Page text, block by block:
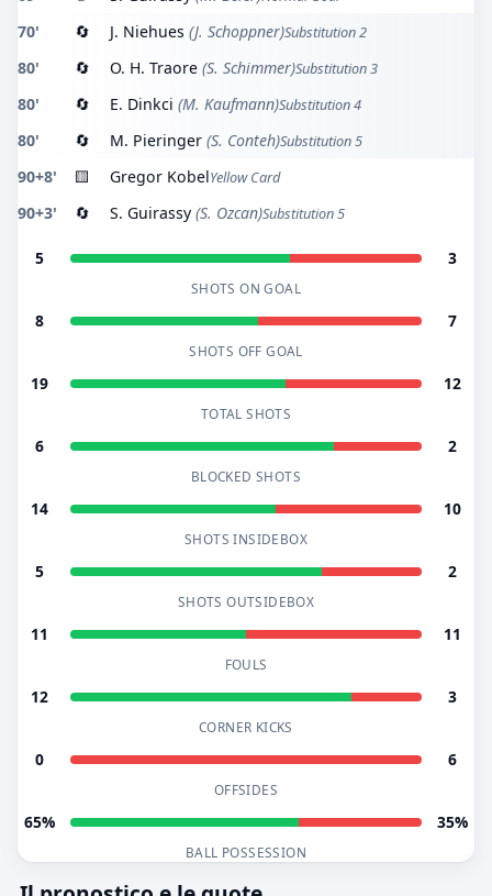
70' 🔄 J. Niehues (J. Schoppner)Substitution 2
80' 🔄 O. H. Traore (S. Schimmer)Substitution 3
80' 🔄 E. Dinkci (M. Kaufmann)Substitution 4
80' 🔄 M. Pieringer (S. Conteh)Substitution 5
90+8' 🟨 Gregor KobelYellow Card
90+3' 🔄 S. Guirassy (S. Ozcan)Substitution 5
5 3
SHOTS ON GOAL
8 7
SHOTS OFF GOAL
19 12
TOTAL SHOTS
6 2
BLOCKED SHOTS
14 10
SHOTS INSIDEBOX
5 2
SHOTS OUTSIDEBOX
11 11
FOULS
12 3
CORNER KICKS
0 6
OFFSIDES
65% 35%
BALL POSSESSION